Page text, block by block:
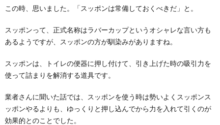
この時、思いました。「スッポンは常備しておくべきだ」と。
スッポンって、正式名称はラバーカップというオシャレな言い方も
あるようですが、スッポンの方が馴染みがありますね。
スッポンは、トイレの便器に押し付けて、引き上げた時の吸引力を
使って詰まりを解消する道具です。
業者さんに聞いた話では、スッポンを使う時は勢いよくスッポンス
ッポンやるよりも、ゆっくりと押し込んでから力を入れて引くのが
効果的とのことでした。